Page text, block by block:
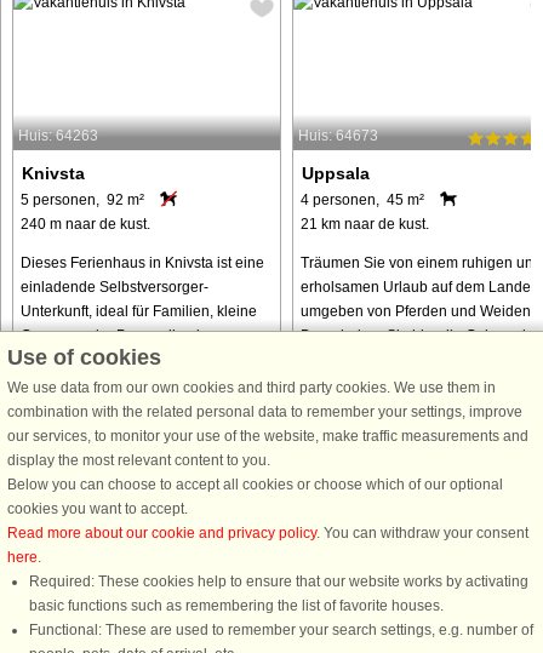
Huis: 64263
Knivsta
5 personen, 92 m²
240 m naar de kust.
Dieses Ferienhaus in Knivsta ist eine
einladende Selbstversorger-
Unterkunft, ideal für Familien, kleine
Gruppen oder Paare, die eine
komfortable und flexible Unterkunft in
der Nähe von Stockholm und
Uppsala ...
van € 959
Huis: 64673
Uppsala
4 personen, 45 m²
21 km naar de kust.
Träumen Sie von einem ruhigen und
erholsamen Urlaub auf dem Lande,
umgeben von Pferden und Weiden?
Dann haben Sie hier die
einem idyllischen Pferdehof in der ...
van € 492
Use of cookies
We use data from our own cookies and third party cookies. We use them in
combination with the related personal data to remember your settings, improve
our services, to monitor your use of the website, make traffic measurements and
display the most relevant content to you.
Below you can choose to accept all cookies or choose which of our optional
cookies you want to accept.
Read more about our cookie and privacy policy. You can withdraw your consent
here.
Required: These cookies help to ensure that our website works by activating
basic functions such as remembering the list of favorite houses.
Functional: These are used to remember your search settings, e.g. number of